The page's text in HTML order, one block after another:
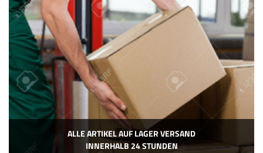
ALLE ARTIKEL AUF LAGER VERSAND
INNERHALB 24 STUNDEN